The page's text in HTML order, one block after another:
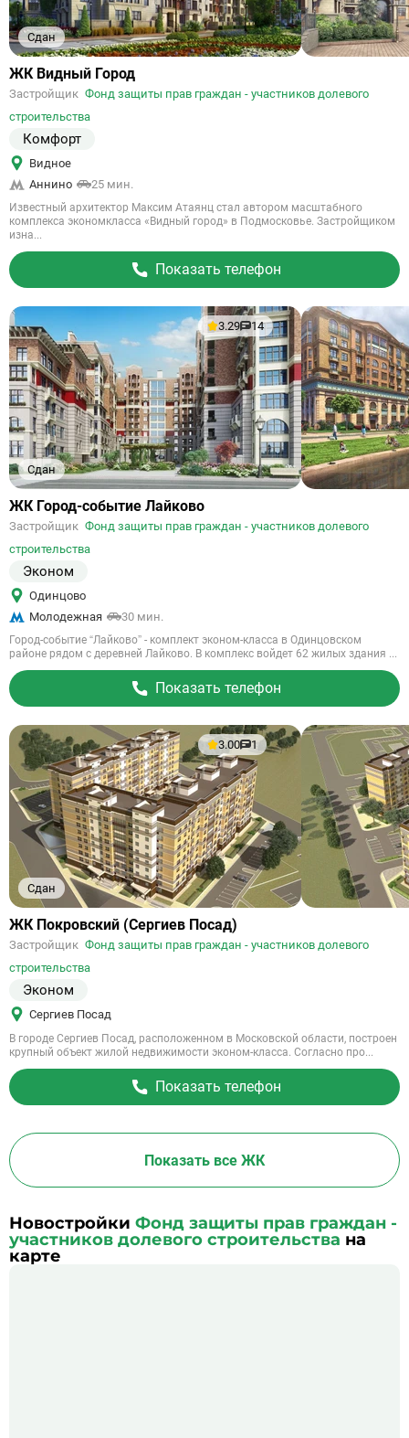
Сдан
Ссылка
объект
ЖК Видный Город
Застройщик Фонд защиты прав граждан - участников долевого
строительства
Комфорт
Видное
Аннино
25 мин.
Известный архитектор Максим Атаянц стал автором масштабного
комплекса экономкласса «Видный город» в Подмосковье. Застройщиком
изна...
Показать телефон
Сдан
3.29 14
Ссылка
объект
ЖК Город-событие Лайково
Застройщик Фонд защиты прав граждан - участников долевого
строительства
Эконом
Одинцово
Молодежная
30 мин.
Город-событие “Лайково” - комплект эконом-класса в Одинцовском
районе рядом с деревней Лайково. В комплекс войдет 62 жилых здания ...
Показать телефон
Сдан
3.00 1
Ссылка
объект
ЖК Покровский (Сергиев Посад)
Застройщик Фонд защиты прав граждан - участников долевого
строительства
Эконом
Сергиев Посад
В городе Сергиев Посад, расположенном в Московской области, построен
крупный объект жилой недвижимости эконом-класса. Согласно про...
Показать телефон
Показать все ЖК
Новостройки Фонд защиты прав граждан -
участников долевого строительства на
карте